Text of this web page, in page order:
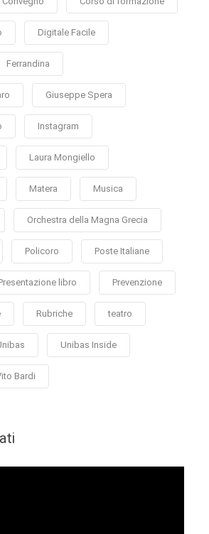
Digitale Facile
Ferrandina
Giuseppe Spera
Instagram
Laura Mongiello
Matera Musica
Orchestra della Magna Grecia
Policoro Poste Italiane
libro Prevenzione
Rubriche teatro
Unibas Inside
Bardi